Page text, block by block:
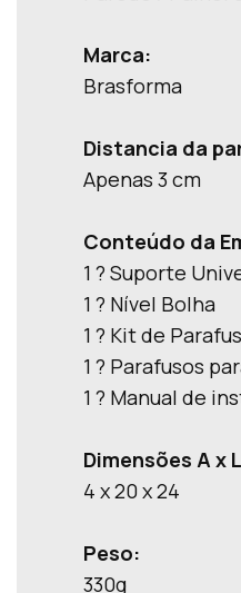
Marca:
Brasforma
Distancia da
Apenas 3 cm
Conteúdo da
1 ? Suporte
1 ? Nível Bolha
1 ? Kit de
1 ? Parafusos
1 ? Manual de
Dimensões A x
4 x 20 x 24
Peso:
330g